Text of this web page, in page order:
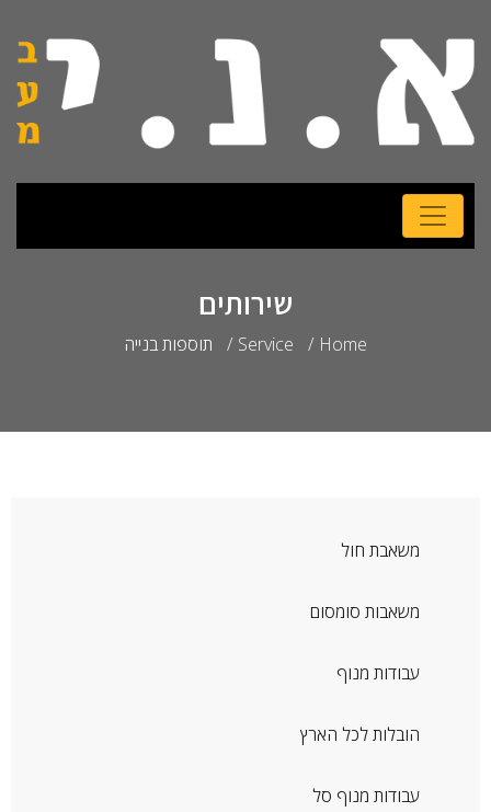
שירותים
Home
Service תוספות בנייה
משאבת חול
משאבות סומסום
עבודות מנוף
הובלות לכל הארץ
עבודות מנוף סל